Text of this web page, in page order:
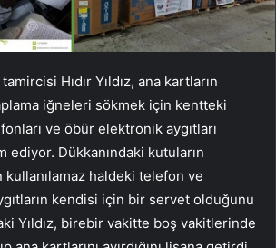
Hıdır Yıldız, ana kartların
iğneleri sökmek için kentteki
ve öbür elektronik aygıtları
ediyor. Dükkanındaki kutuların
haldeki telefon ve
kendisi için bir servet olduğunu
Yıldız, birebir vakitte boş vakitlerinde